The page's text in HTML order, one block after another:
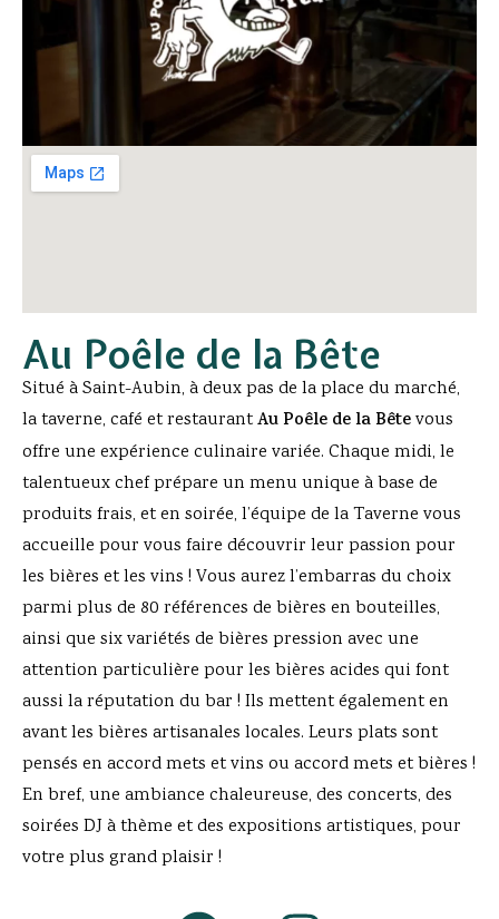
Au Poêle de la Bête
Situé à Saint-Aubin, à deux pas de la place du marché,
la taverne, café et restaurantAu Poêle de la Bêtevous
offre une expérience culinaire variée. Chaque midi, le
talentueux chef prépare un menu unique à base de
produits frais, et en soirée, l’équipe de la Taverne vous
accueille pour vous faire découvrir leur passion pour
les bières et les vins ! Vous aurez l’embarras du choix
parmi plus de 80 références de bières en bouteilles,
ainsi que six variétés de bières pression avec une
attention particulière pour les bières acides qui font
aussi la réputation du bar ! Ils mettent également en
avant les bières artisanales locales. Leurs plats sont
pensés en accord mets et vins ou accord mets et bières !
En bref, une ambiance chaleureuse, des concerts, des
soirées DJ à thème et des expositions artistiques, pour
votre plus grand plaisir !